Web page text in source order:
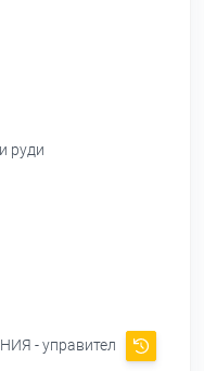
руди
- управител